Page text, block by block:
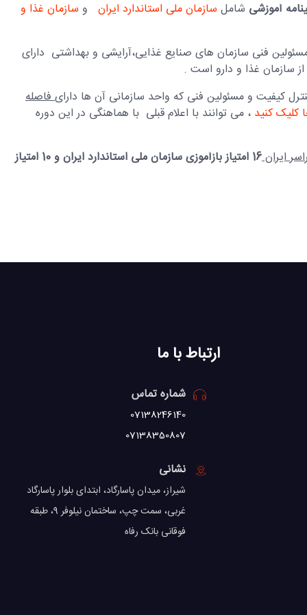
آموزشی شامل سازمان ملی استاندارد ایران و سازمان غذا و
فنی سازمان های صنایع غذایی،آرایشی و بهداشتی دارای
کیفیت و مسئولین فنی که واحد سازمانی آن ها دارایفاصله
کلیک کنید ، می توانند با اعلام قبلی با هماهنگی در این دوره
ایران 16 امتیاز بازآموزی سازمان ملی استاندارد ایران و 10 امتیاز
ارتباط با ما
شماره تماس
07138246140
07138350807
نشانی
شیراز، میدان پاسارگاد، ابتدای بلوار پاسارگاد
غربی، سمت چپ، ساختمان نیلوفر 9، طبقه
فوقانی بانک رفاه